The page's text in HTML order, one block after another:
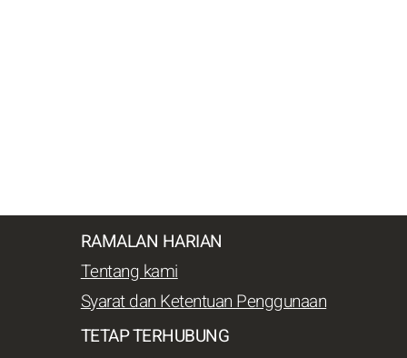
RAMALAN HARIAN
Tentang kami
Syarat dan Ketentuan Penggunaan
TETAP TERHUBUNG